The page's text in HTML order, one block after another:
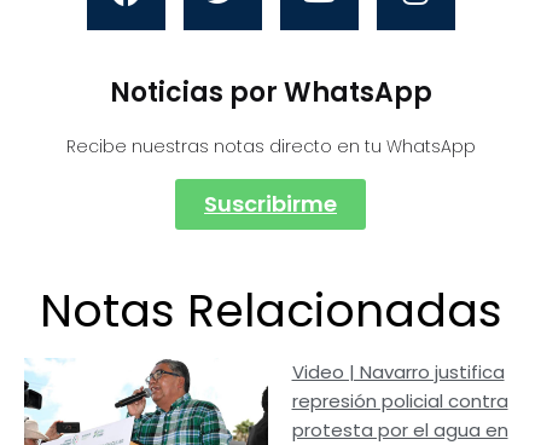
Noticias por WhatsApp
Recibe nuestras notas directo en tu WhatsApp
Suscribirme
Notas Relacionadas
Video | Navarro justifica
represión policial contra
protesta por el agua en